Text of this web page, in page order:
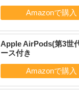
Apple AirPods(第3世
ース付き